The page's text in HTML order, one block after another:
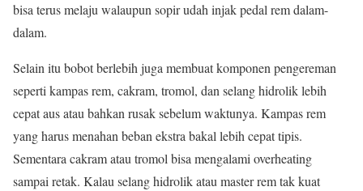
bisa terus melaju walaupun sopir udah injak pedal rem dalam-
dalam.
Selain itu bobot berlebih juga membuat komponen pengereman
seperti kampas rem, cakram, tromol, dan selang hidrolik lebih
cepat aus atau bahkan rusak sebelum waktunya. Kampas rem
yang harus menahan beban ekstra bakal lebih cepat tipis.
Sementara cakram atau tromol bisa mengalami overheating
sampai retak. Kalau selang hidrolik atau master rem tak kuat